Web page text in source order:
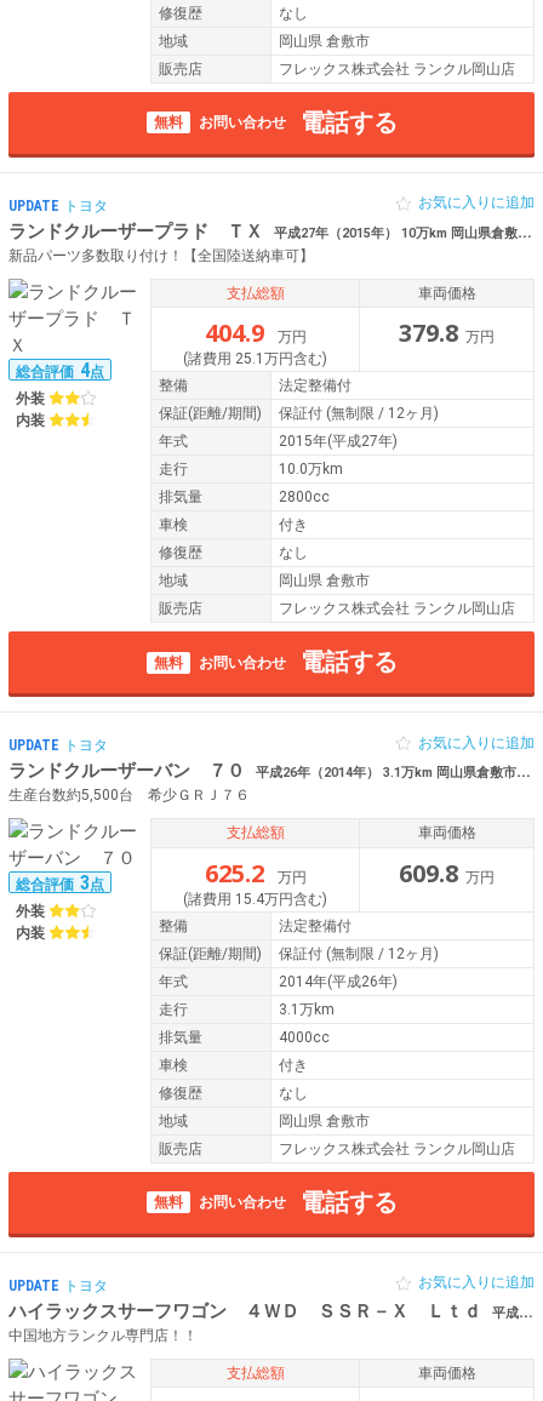
修復歴
なし
地域
岡山県 倉敷市
販売店
フレックス株式会社 ランクル岡山店
無料 お問い合わせ 電話する
UPDATE トヨタ
ランドクルーザープラド ＴＸ 平成27年（2015年） 10万km 岡山県倉敷市 【厳選仕入】 アライメント済み
新品パーツ多数取り付け！【全国陸送納車可】
お気に入りに追加
総合評価 4点
外装
内装
支払総額
404.9
万円
(諸費用 25.1万円含む)
車両価格
379.8 万円
整備
法定整備付
保証(距離/期間) 保証付 (無制限 / 12ヶ月)
年式
2015年(平成27年)
走行
10.0万km
排気量
2800cc
車検
付き
修復歴
なし
地域
岡山県 倉敷市
販売店
フレックス株式会社 ランクル岡山店
無料 お問い合わせ 電話する
UPDATE トヨタ
ランドクルーザーバン ７０ 平成26年（2014年） 3.1万km 岡山県倉敷市 【厳選仕入】【ラプター塗装】
生産台数約5,500台 希少ＧＲＪ７６
お気に入りに追加
総合評価 3点
外装
内装
支払総額
625.2
万円
(諸費用 15.4万円含む)
車両価格
609.8 万円
整備
法定整備付
保証(距離/期間) 保証付 (無制限 / 12ヶ月)
年式
2014年(平成26年)
走行
3.1万km
排気量
4000cc
車検
付き
修復歴
なし
地域
岡山県 倉敷市
販売店
フレックス株式会社 ランクル岡山店
無料 お問い合わせ 電話する
UPDATE トヨタ
ハイラックスサーフワゴン ４ＷＤ ＳＳＲ－Ｘ Ｌｔｄ 平成21年（2009年） 13.7万km 岡山県倉敷市 【最終型】
中国地方ランクル専門店！！
お気に入りに追加
支払総額 車両価格